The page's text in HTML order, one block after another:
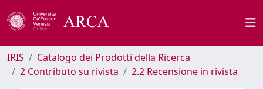
IRIS
Catalogo dei Prodotti della Ricerca
2 Contributo su rivista
2.2 Recensione in rivista